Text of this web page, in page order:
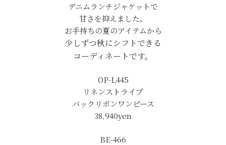
デニムランチジャケットで
甘さを抑えました。
お手持ちの夏のアイテムから
少しずつ秋にシフトできる
コーディネートです。
OP-L445
リネンストライプ
バックリボンワンピース
38,940yen
BE-466